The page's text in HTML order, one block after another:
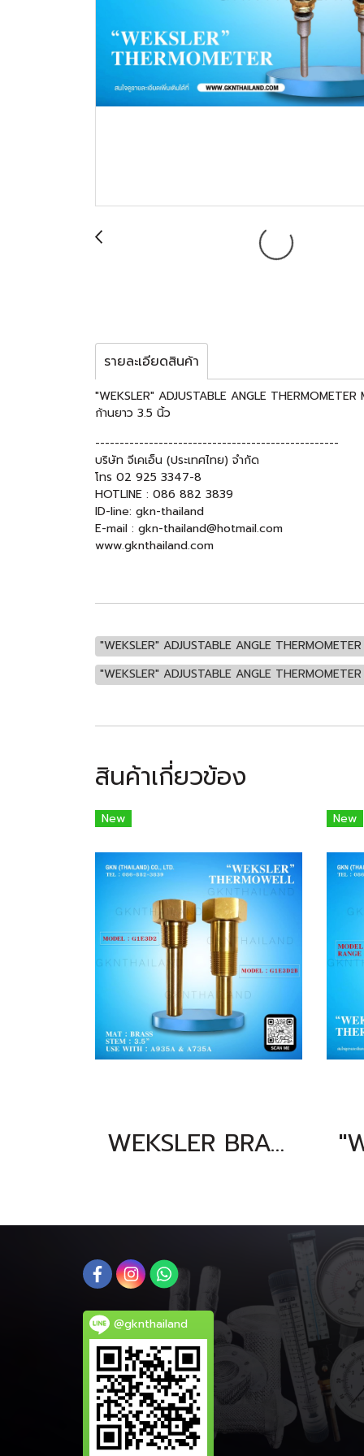
รายละเอียดสินค้า
"WEKSLER" ADJUSTABLE ANGLE
ก้านยาว 3.5 นิ้ว
--------------------------------------------------
บริษัท จีเคเอ็น (ประเทศไทย) จำกัด
โทร 02 925 3347-8
HOTLINE : 086 882 3839
ID-line: gkn-thailand
E-mail : gkn-thailand@hotmail.com
www.gknthailand.com
"WEKSLER" ADJUSTABLE ANGLE
"WEKSLER" ADJUSTABLE ANGLE
สินค้าเกี่ยวข้อง
New
WEKSLER BRASS THERMOWELL G1E3D2 & G1E3D2B
New
@gknthailand